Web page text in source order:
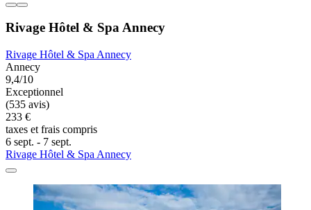
Rivage Hôtel & Spa Annecy
Rivage Hôtel & Spa Annecy
Annecy
9,4/10
Exceptionnel
(535 avis)
233 €
taxes et frais compris
6 sept. - 7 sept.
Rivage Hôtel & Spa Annecy